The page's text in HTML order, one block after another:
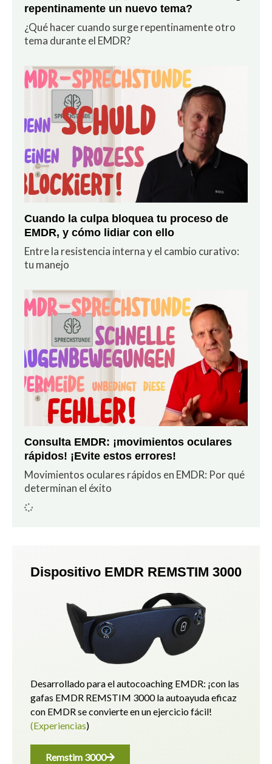
repentinamente un nuevo tema?
¿Qué hacer cuando surge repentinamente otro
tema durante el EMDR?
Cuando la culpa bloquea tu proceso de
EMDR, y cómo lidiar con ello
Entre la resistencia interna y el cambio curativo:
tu manejo
Consulta EMDR: ¡movimientos oculares
rápidos! ¡Evite estos errores!
Movimientos oculares rápidos en EMDR: Por qué
determinan el éxito
Dispositivo EMDR REMSTIM 3000
Desarrollado para el autocoaching EMDR: ¡con las
gafas EMDR REMSTIM 3000 la autoayuda eficaz
con EMDR se convierte en un ejercicio fácil!
(Experiencias)
Remstim 3000